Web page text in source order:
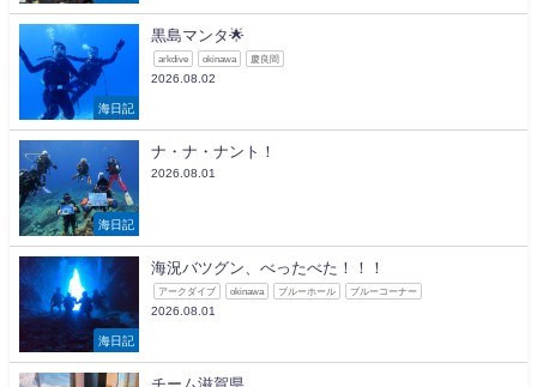
海日記
黒島マンタ🌟
arkdive okinawa 慶良間
2026.08.02
海日記
ナ・ナ・ナント！
2026.08.01
海日記
海況バツグン、べったべた！！！
アークダイブ okinawa ブルーホール ブルーコーナー
2026.08.01